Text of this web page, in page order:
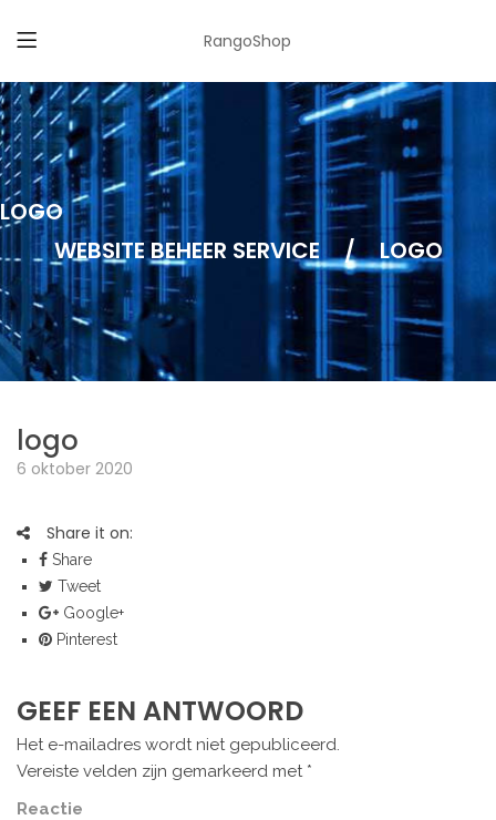
RangoShop
LOGO
WEBSITE BEHEER SERVICE
/ LOGO
logo
6 oktober 2020
Share it on:
Share
Tweet
Google+
Pinterest
GEEF EEN ANTWOORD
Het e-mailadres wordt niet gepubliceerd.
Vereiste velden zijn gemarkeerd met *
Reactie